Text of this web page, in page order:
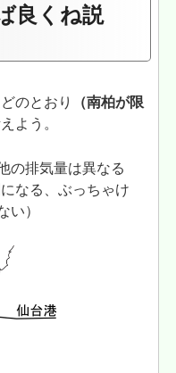
良くね説
のとおり
（南柏が限
よう。
の排気量は異なる
なる、ぶっちゃけ
い）